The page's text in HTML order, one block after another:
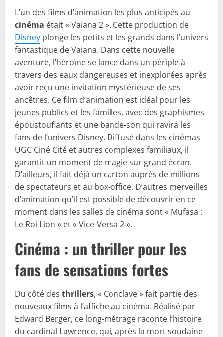
L’un des films d’animation les plus anticipés au
cinéma était « Vaiana 2 ». Cette production de
Disney plonge les petits et les grands dans l’univers
fantastique de Vaiana. Dans cette nouvelle
aventure, l’héroïne se lance dans un périple à
travers des eaux dangereuses et inexplorées après
avoir reçu une invitation mystérieuse de ses
ancêtres. Ce film d’animation est idéal pour les
jeunes publics et les familles, avec des graphismes
époustouflants et une bande-son qui ravira les
fans de l’univers Disney. Diffusé dans les cinémas
UGC Ciné Cité et autres complexes familiaux, il
garantit un moment de magie sur grand écran.
D’ailleurs, il fait déjà un carton auprès de millions
de spectateurs et au box-office. D’autres merveilles
d’animation qu’il est possible de découvrir en ce
moment dans les salles de cinéma sont « Mufasa :
Le Roi Lion » et « Vice-Versa 2 ».
Cinéma : un thriller pour les
fans de sensations fortes
Du côté des thrillers, « Conclave » fait partie des
nouveaux films à l’affiche au cinéma. Réalisé par
Edward Berger, ce long-métrage raconte l’histoire
du cardinal Lawrence, qui, après la mort soudaine